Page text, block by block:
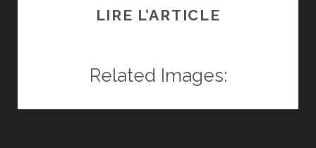
LIRE L’ARTICLE
Related Images: